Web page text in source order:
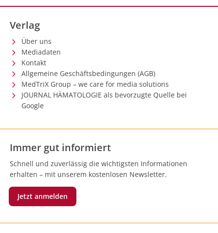
Verlag
Über uns
Mediadaten
Kontakt
Allgemeine Geschäftsbedingungen (AGB)
MedTriX Group – we care for media solutions
JOURNAL HÄMATOLOGIE als bevorzugte Quelle bei
Google
Immer gut informiert
Schnell und zuverlässig die wichtigsten Informationen
erhalten – mit unserem kostenlosen Newsletter.
Jetzt anmelden